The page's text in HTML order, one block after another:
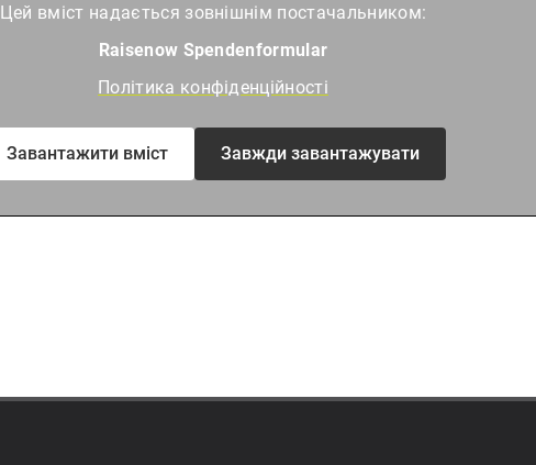
Цей вміст надається зовнішнім постачальником:
Raisenow Spendenformular
Політика конфіденційності
Завантажити вміст Завжди завантажувати